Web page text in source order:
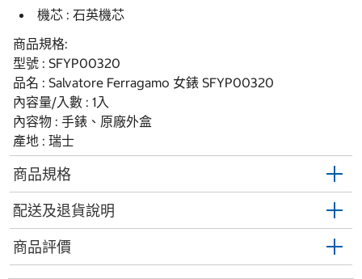
機芯 : 石英機芯
商品規格:
型號 : SFYP00320
品名 : Salvatore Ferragamo 女錶 SFYP00320
內容量/入數 : 1入
內容物 : 手錶、原廠外盒
產地 : 瑞士
商品規格
配送及退貨說明
商品評價